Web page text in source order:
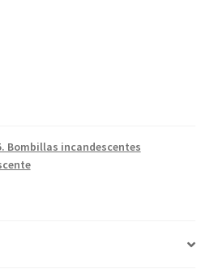
Bombillas incandescentes